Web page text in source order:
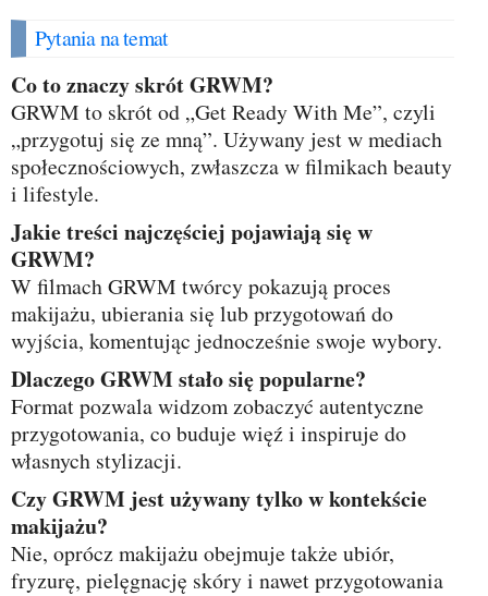
Pytania na temat
Co to znaczy skrót GRWM?
GRWM to skrót od „Get Ready With Me”, czyli
„przygotuj się ze mną”. Używany jest w mediach
społecznościowych, zwłaszcza w filmikach beauty
i lifestyle.
Jakie treści najczęściej pojawiają się w
GRWM?
W filmach GRWM twórcy pokazują proces
makijażu, ubierania się lub przygotowań do
wyjścia, komentując jednocześnie swoje wybory.
Dlaczego GRWM stało się popularne?
Format pozwala widzom zobaczyć autentyczne
przygotowania, co buduje więź i inspiruje do
własnych stylizacji.
Czy GRWM jest używany tylko w kontekście
makijażu?
Nie, oprócz makijażu obejmuje także ubiór,
fryzurę, pielęgnację skóry i nawet przygotowania